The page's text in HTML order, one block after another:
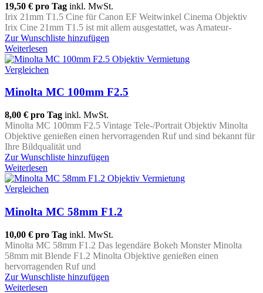
19,50 € pro Tag inkl. MwSt.
Irix 21mm T1.5 Cine für Canon EF Weitwinkel Cinema Objektiv
Irix Cine 21mm T1.5 ist mit allem ausgestattet, was Amateur-
Zur Wunschliste hinzufügen
Weiterlesen
Vergleichen
Minolta MC 100mm F2.5
8,00 € pro Tag inkl. MwSt.
Minolta MC 100mm F2.5 Vintage Tele-/Portrait Objektiv Minolta
Objektive genießen einen hervorragenden Ruf und sind bekannt für
Ihre Bildqualität und
Zur Wunschliste hinzufügen
Weiterlesen
Vergleichen
Minolta MC 58mm F1.2
10,00 € pro Tag inkl. MwSt.
Minolta MC 58mm F1.2 Das legendäre Bokeh Monster Minolta
58mm mit Blende F1.2 Minolta Objektive genießen einen
hervorragenden Ruf und
Zur Wunschliste hinzufügen
Weiterlesen